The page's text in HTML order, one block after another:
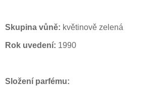
Skupina vůně: květinově zelená
Rok uvedení: 1990
Složení parfému: